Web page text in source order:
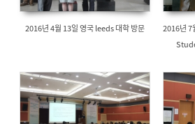
2016년 4월 13일 영국 leeds 대학 방문
2016년